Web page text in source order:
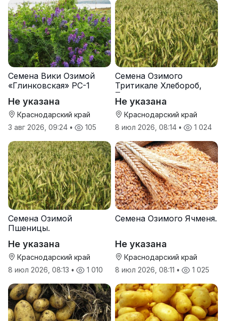
Семена Вики Озимой
«Глинковская» РС-1
Не указана
Краснодарский край
3 авг 2026, 09:24 • 105
Семена Озимого
Тритикале Хлебороб,
Тихон
Не указана
Краснодарский край
8 июл 2026, 08:14 • 1 024
Семена Озимой
Пшеницы.
Не указана
Краснодарский край
8 июл 2026, 08:13 • 1 010
Семена Озимого Ячменя.
Не указана
Краснодарский край
8 июл 2026, 08:11 • 1 025